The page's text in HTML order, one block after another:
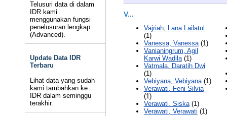
Telusuri data di dalam
IDR kami
menggunakan fungsi
penelusuran lengkap
(Advanced).
Update Data IDR
Terbaru
Lihat data yang sudah
kami tambahkan ke
IDR dalam seminggu
terakhir.
V...
Vajriah, Lana Lailatul
(1)
Vanessa, Vanessa(1)
Vanianingrum, Agil
Karwi Wadila(1)
Vatmala, Daratih Dwi
(1)
Vebiyana, Vebiyana(1)
Verawati, Feni Silvia
(1)
Verawati, Siska(1)
Verawati, Verawati (1)